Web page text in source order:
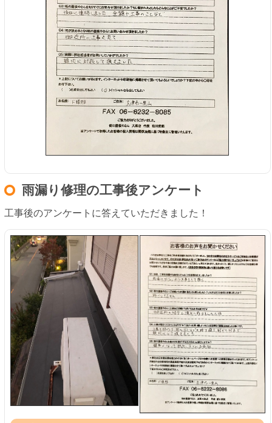
雨漏り修理の工事後アンケート
工事後のアンケートに答えていただきました！